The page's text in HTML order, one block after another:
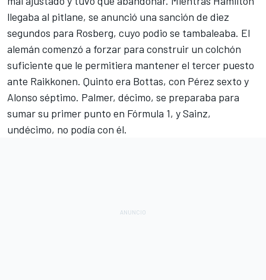
llegaba al pitlane, se anunció una sanción de diez
segundos para Rosberg, cuyo podio se tambaleaba. El
alemán comenzó a forzar para construir un colchón
suficiente que le permitiera mantener el tercer puesto
ante Raikkonen. Quinto era Bottas, con Pérez sexto y
Alonso séptimo. Palmer, décimo, se preparaba para
sumar su primer punto en Fórmula 1, y Sainz,
undécimo, no podía con él.